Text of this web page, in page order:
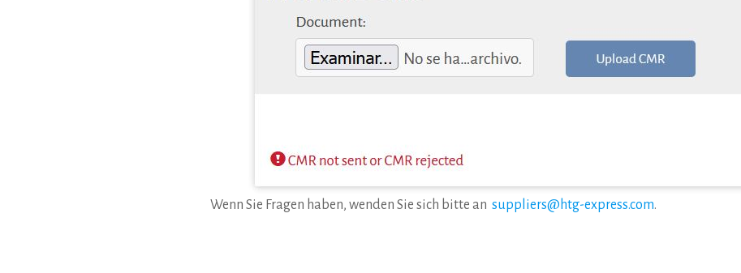
Wenn Sie Fragen haben, wenden Sie sich bitte an suppliers@htg-express.com.